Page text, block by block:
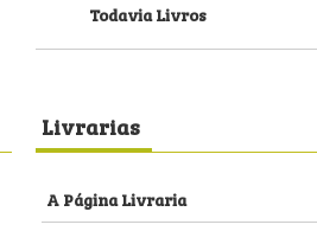
Todavia Livros
Livrarias
A Página Livraria